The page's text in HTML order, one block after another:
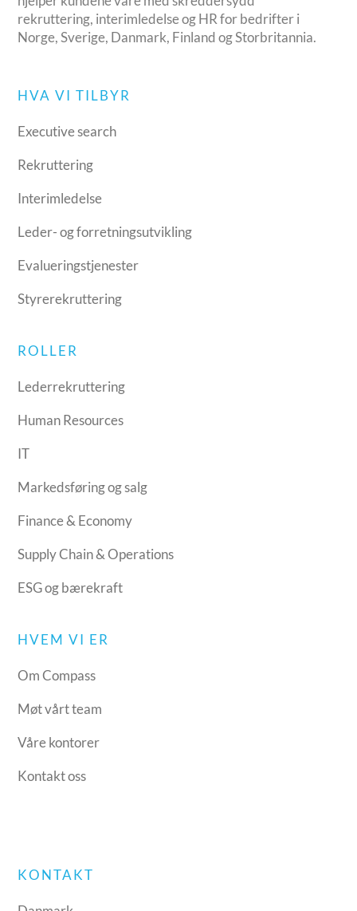
rekruttering, interimledelse og HR for bedrifter i
Norge, Sverige, Danmark, Finland og Storbritannia.
HVA VI TILBYR
Executive search
Rekruttering
Interimledelse
Leder- og forretningsutvikling
Evalueringstjenester
Styrerekruttering
ROLLER
Lederrekruttering
Human Resources
IT
Markedsføring og salg
Finance & Economy
Supply Chain & Operations
ESG og bærekraft
HVEM VI ER
Om Compass
Møt vårt team
Våre kontorer
Kontakt oss
KONTAKT